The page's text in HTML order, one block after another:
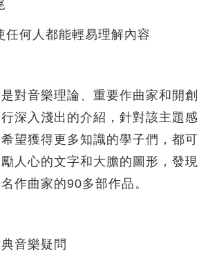
任何人都能輕易理解內容
對音樂理論、重要作曲家和開創
深入淺出的介紹，針對該主題感
望獲得更多知識的學子們，都可
人心的文字和大膽的圖形，發現
作曲家的90多部作品。
音樂疑問